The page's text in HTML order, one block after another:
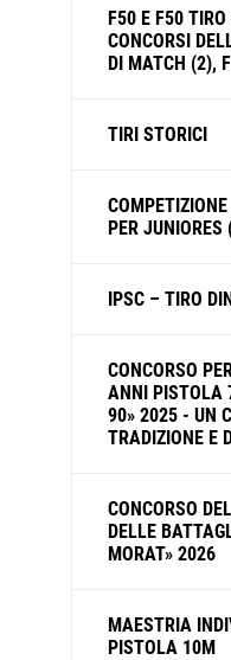
F50 E F50 TIRO
CONCORSI
DI MATCH (2),
TIRI STORICI
PER JUNIORES
IPSC – TIRO
CONCORSO
ANNI PISTOLA
90» 2025 - UN
TRADIZIONE E
CONCORSO
DELLE
MORAT» 2026
MAESTRIA
PISTOLA 10M